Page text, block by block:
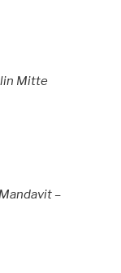
Mitte
–